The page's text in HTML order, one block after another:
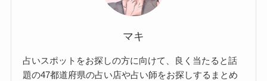
マキ
占いスポットをお探しの方に向けて、良く当たると話
題の47都道府県の占い店や占い師をお探しするまとめ